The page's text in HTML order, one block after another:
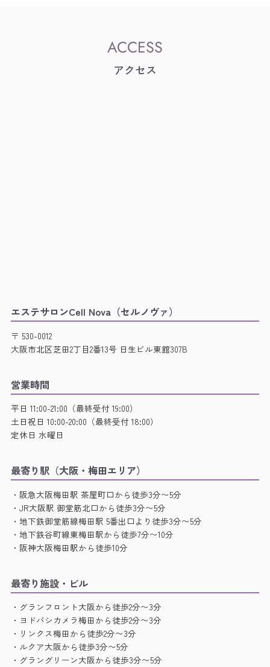
アクセス
エステサロンCell Nova（セルノヴァ）
〒 530-0012
大阪市北区芝田2丁目2番13号 日生ビル東館307B
営業時間
平日 11:00-21:00（最終受付 19:00）
土日祝日 10:00-20:00（最終受付 18:00）
定休日 水曜日
最寄り駅（大阪・梅田エリア）
・阪急大阪梅田駅 茶屋町口から徒歩3分〜5分
・JR大阪駅 御堂筋北口から徒歩3分〜5分
・地下鉄御堂筋線梅田駅 5番出口より徒歩3分〜5分
・地下鉄谷町線東梅田駅から徒歩7分〜10分
・阪神大阪梅田駅から徒歩10分
最寄り施設・ビル
・グランフロント大阪から徒歩2分〜3分
・ヨドバシカメラ梅田から徒歩2分〜3分
・リンクス梅田から徒歩2分〜3分
・ルクア大阪から徒歩3分〜5分
・グラングリーン大阪から徒歩3分〜5分